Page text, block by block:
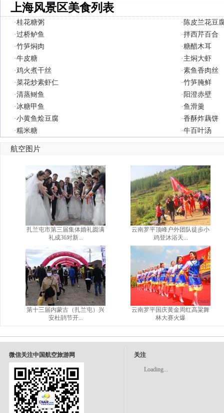
上海风景区美食列表
·桂花糖粥 · 陈皮兰花豆
·过桥鲈鱼 ·拌西芹百合
·竹笋焖肉 ·糖醋木耳
·牛皮糖 · 主焖大虾
·鸡火煮干丝 ·素鱼香肉丝
·菜花炒素虾仁 ·竹笋腌鲜
·清蒸鲥鱼 · 阳澄赤壁
·冰糖甲鱼 ·鱼滑羹
·小黄鱼烩豆腐 ·香酥炸藕饼
·糯米糖 ·牛百叶汤
航空图片
扎兰屯市第三届集体婚礼圆满
礼成36对新...
第十三届内蒙古（扎兰屯）兴
安杜鹃节开...
云南罗平顶峰户外团队徒步小
鸡登沐浴天...
云南罗平国庆黄金周红高粱舞
林大赛火爆
微信关注中国航空旅游网 关注
Loading...